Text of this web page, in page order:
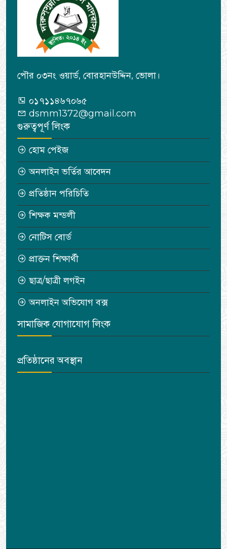
পৌর ০৩নং ওয়ার্ড, বোরহানউদ্দিন, ভোলা।
০১৭১১৪৬৭০৬৫
dsmm1372@gmail.com
গুরুত্বপূর্ণ লিংক
হোম পেইজ
অনলাইন ভর্তির আবেদন
প্রতিষ্ঠান পরিচিতি
শিক্ষক মন্ডলী
নোটিস বোর্ড
প্রাক্তন শিক্ষার্থী
ছাত্র/ছাত্রী লগইন
অনলাইন অভিযোগ বক্স
সামাজিক যোগাযোগ লিংক
প্রতিষ্ঠানের অবস্থান